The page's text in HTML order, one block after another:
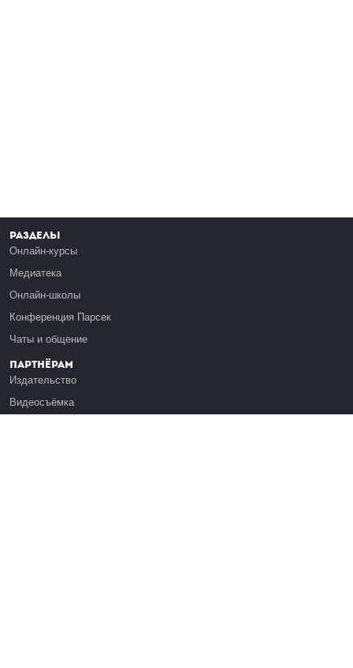
Разделы
Онлайн-курсы
Медиатека
Онлайн-школы
Конференция Парсек
Чаты и общение
Партнёрам
Издательство
Видеосъёмка